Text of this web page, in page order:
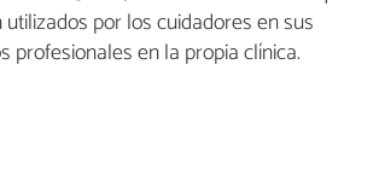
por los cuidadores en sus
profesionales en la propia clínica.